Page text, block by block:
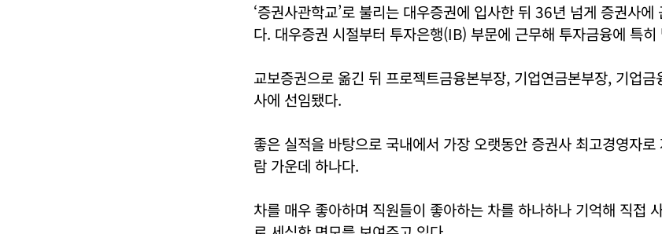
‘증권사관학교’로 불리는 대우증권에 입사한 뒤 36년 넘게 증권사에
다. 대우증권 시절부터 투자은행(IB) 부문에 근무해 투자금융에 특히
교보증권으로 옮긴 뒤 프로젝트금융본부장, 기업연금본부장, 기업금
사에 선임됐다.
좋은 실적을 바탕으로 국내에서 가장 오랫동안 증권사 최고경영자
람 가운데 하나다.
차를 매우 좋아하며 직원들이 좋아하는 차를 하나하나 기억해 직접